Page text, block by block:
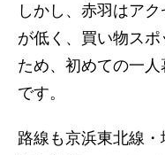
しかし、赤羽はア
が低く、買い物ス
ため、初めての一
です。
路線も京浜東北線・